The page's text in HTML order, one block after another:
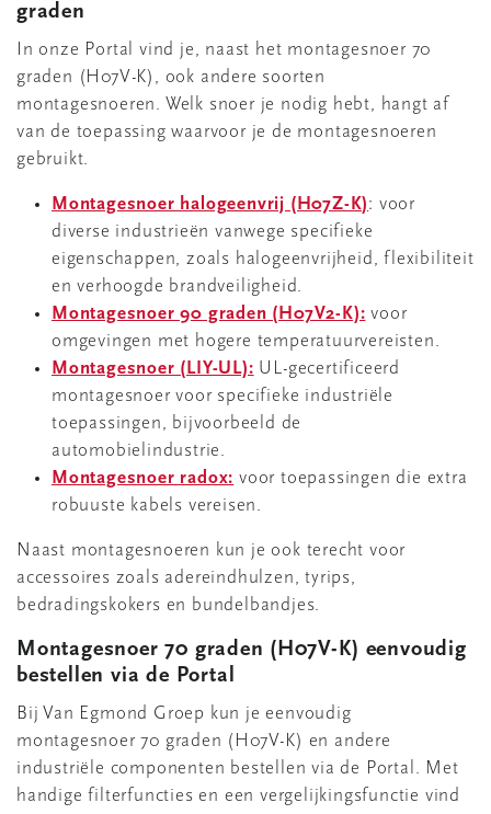
graden
In onze Portal vind je, naast het montagesnoer 70
graden (H07V-K), ook andere soorten
montagesnoeren. Welk snoer je nodig hebt, hangt af
van de toepassing waarvoor je de montagesnoeren
gebruikt.
Montagesnoer halogeenvrij (H07Z-K): voor
diverse industrieën vanwege specifieke
eigenschappen, zoals halogeenvrijheid, flexibiliteit
en verhoogde brandveiligheid.
Montagesnoer 90 graden (H07V2-K): voor
omgevingen met hogere temperatuurvereisten.
Montagesnoer (LIY-UL): UL-gecertificeerd
montagesnoer voor specifieke industriële
toepassingen, bijvoorbeeld de
automobielindustrie.
Montagesnoer radox: voor toepassingen die extra
robuuste kabels vereisen.
Naast montagesnoeren kun je ook terecht voor
accessoires zoals adereindhulzen, tyrips,
bedradingskokers en bundelbandjes.
Montagesnoer 70 graden (H07V-K) eenvoudig
bestellen via de Portal
Bij Van Egmond Groep kun je eenvoudig
montagesnoer 70 graden (H07V-K) en andere
industriële componenten bestellen via de Portal. Met
handige filterfuncties en een vergelijkingsfunctie vind